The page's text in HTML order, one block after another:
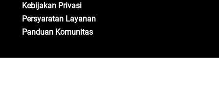
Kebijakan Privasi
Persyaratan Layanan
Panduan Komunitas